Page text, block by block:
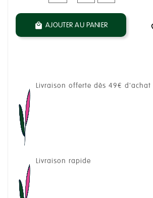
 AJOUTER AU PANIER
Livraison offerte dès 49€ d'achat
Livraison rapide